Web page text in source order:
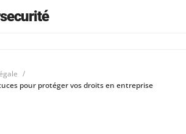
pour protéger vos droits en entreprise